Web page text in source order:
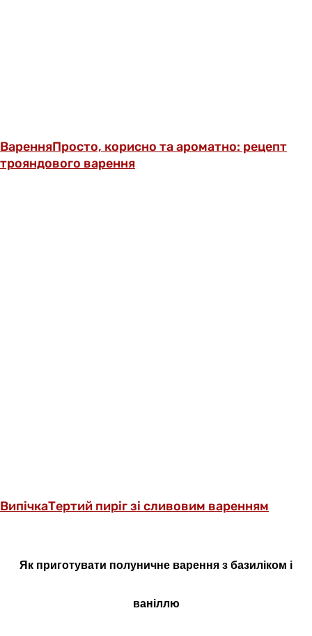
ВаренняПросто, корисно та ароматно: рецепт
трояндового варення
ВипічкаТертий пиріг зі сливовим варенням
Як приготувати полуничне варення з базиліком і
ваніллю